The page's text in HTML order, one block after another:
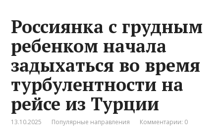
Россиянка с грудным
ребенком начала
задыхаться во время
турбулентности на
рейсе из Турции
13.10.2025 Популярные направления Комментарии: 0